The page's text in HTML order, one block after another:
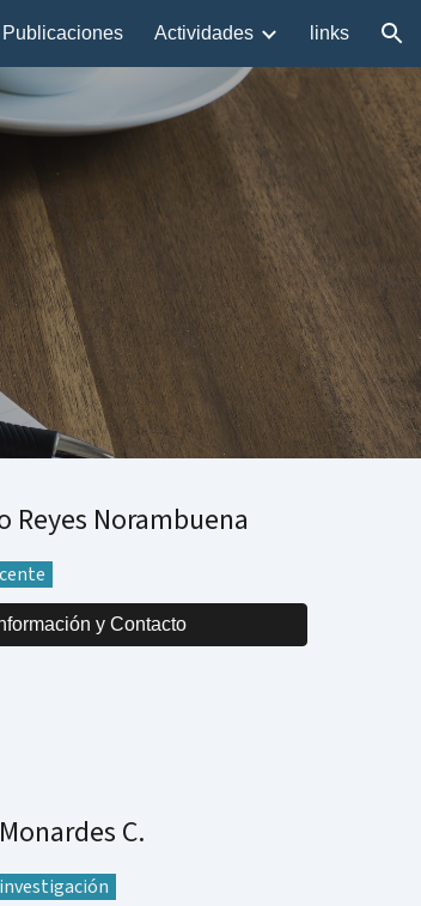
Publicaciones Actividades links
Reyes Norambuena
y Contacto
C.